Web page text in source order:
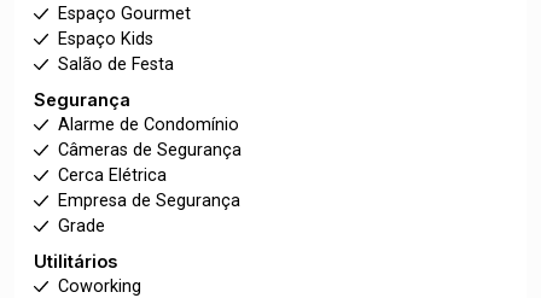
Espaço Gourmet
Espaço Kids
Salão de Festa
Segurança
Alarme de Condomínio
Câmeras de Segurança
Cerca Elétrica
Empresa de Segurança
Grade
Utilitários
Coworking